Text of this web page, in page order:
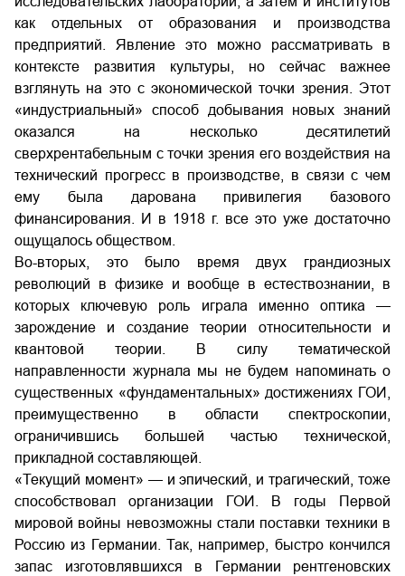
как отдельных от образования и производства
предприятий. Явление это можно рассматривать в
контексте развития культуры, но сейчас важнее
взглянуть на это с экономической точки зрения. Этот
«индустриальный» способ добывания новых знаний
оказался на несколько десятилетий
сверхрентабельным с точки зрения его воздействия на
технический прогресс в производстве, в связи с чем
ему была дарована привилегия базового
финансирования. И в 1918 г. все это уже достаточно
ощущалось обществом.
Во-вторых, это было время двух грандиозных
революций в физике и вообще в естествознании, в
которых ключевую роль играла именно оптика —
зарождение и создание теории относительности и
квантовой теории. В силу тематической
направленности журнала мы не будем напоминать о
существенных «фундаментальных» достижениях ГОИ,
преимущественно в области спектроскопии,
ограничившись большей частью технической,
прикладной составляющей.
«Текущий момент» — и эпический, и трагический, тоже
способствовал организации ГОИ. В годы Первой
мировой войны невозможны стали поставки техники в
Россию из Германии. Так, например, быстро кончился
запас изготовлявшихся в Германии рентгеновских